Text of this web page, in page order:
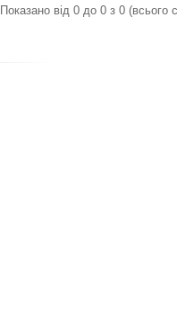
Показано від 0 до 0 з 0 (всього